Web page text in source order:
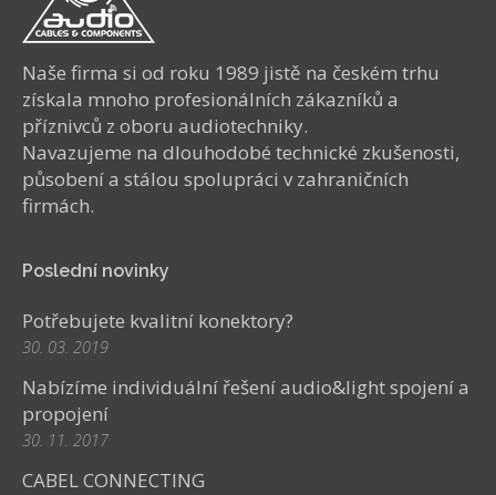
Naše firma si od roku 1989 jistě na českém trhu
získala mnoho profesionálních zákazníků a
příznivců z oboru audiotechniky.
Navazujeme na dlouhodobé technické zkušenosti,
působení a stálou spolupráci v zahraničních
firmách.
Poslední novinky
Potřebujete kvalitní konektory?
30. 03. 2019
Nabízíme individuální řešení audio&light spojení a
propojení
30. 11. 2017
CABEL CONNECTING